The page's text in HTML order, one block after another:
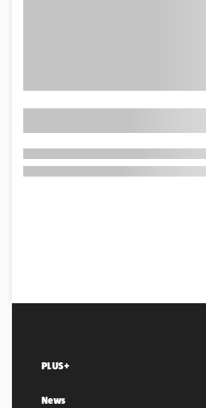
PLUS+
News